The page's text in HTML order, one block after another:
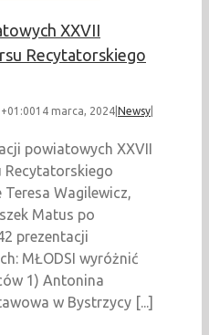
XXVII
Recytatorskiego
14 marca, 2024 Newsy
powiatowych XXVII
Recytatorskiego
Teresa Wagilewicz,
Matus po
prezentacji
MŁODSI wyróżnić
1) Antonina
w Bystrzycy [...]